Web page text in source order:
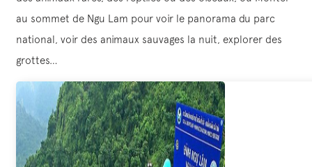
au sommet de Ngu Lam pour voir le panorama du parc
national, voir des animaux sauvages la nuit, explorer des
grottes…